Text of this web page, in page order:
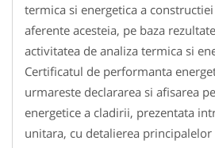
termica si energetica a
aferente acesteia, pe baza
activitatea de analiza termica si
Certificatul de performanta
urmareste declararea si afisarea
energetice a cladirii, prezentata
unitara, cu detalierea